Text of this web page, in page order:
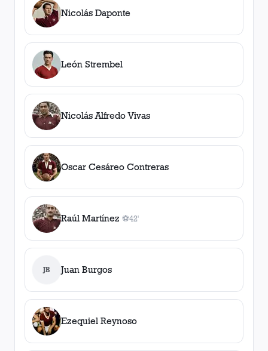
Nicolás Daponte
León Strembel
Nicolás Alfredo Vivas
Oscar Cesáreo Contreras
Raúl Martínez ⚽
1gol
42'
JB Juan Burgos
Ezequiel Reynoso